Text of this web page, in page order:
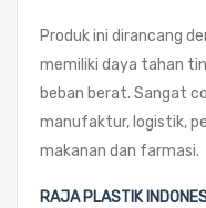
Produk ini dirancang
memiliki daya tahan
beban berat. Sangat
manufaktur, logistik,
makanan dan farmasi.
RAJA PLASTIK